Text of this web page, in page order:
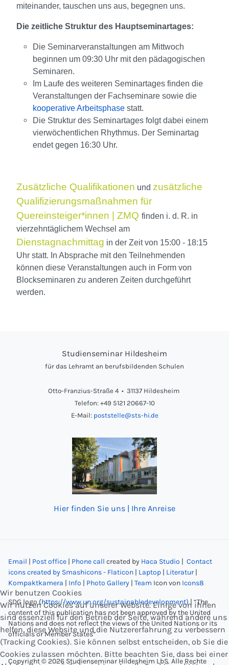
miteinander, tauschen uns aus, begegnen uns.
Die zeitliche Struktur des Hauptseminartages:
Die Seminarveranstaltungen am Mittwoch
beginnen um 09:30 Uhr mit den pädagogischen
Seminaren.
Im Laufe des weiteren Seminartages finden die
Veranstaltungen der Fachseminare sowie die
kooperative Arbeitsphase statt.
Die Struktur des Seminartages folgt dabei einem
vierwöchentlichen Rhythmus. Der Seminartag
endet gegen 16:30 Uhr.
Zusätzliche Qualifikationen und zusätzliche
Qualifizierungsmaßnahmen für
Quereinsteiger*innen | ZMQ finden i. d. R. in
vierzehntäglichem Wechsel am
Dienstagnachmittag in der Zeit von 15:00 - 18:15
Uhr statt. In Absprache mit den Teilnehmenden
können diese Veranstaltungen auch in Form von
Blockseminaren zu anderen Zeiten durchgeführt
werden.
Studienseminar Hildesheim
für das Lehramt an berufsbildenden Schulen
Otto-Franzius-Straße 4 • 31137 Hildesheim
Telefon: +49 5121 20667-10
E-Mail: poststelle@sts-hi.de
Hier finden Sie uns | Ihre Anreise
Email | Post office | Phone call created by Haca Studio | Contact
icons created by Smashicons - Flaticon | Laptop | Literatur |
Kompaktkamera | Info | Photo Gallery | Team Icon von Icons8
SDG logo (https://www.un.org/sustainabledevelopment)| “The
content of this publication has not been approved by the United
Nations and does not reflect the views of the United Nations or its
officials or Member States”
Copyright © 2026 Studienseminar Hildesheim LbS. Alle Rechte
Wir benutzen Cookies
Wir nutzen Cookies auf unserer Website. Einige von ihnen
sind essenziell für den Betrieb der Seite, während andere uns
helfen, diese Website und die Nutzererfahrung zu verbessern
(Tracking Cookies). Sie können selbst entscheiden, ob Sie die
Cookies zulassen möchten. Bitte beachten Sie, dass bei einer